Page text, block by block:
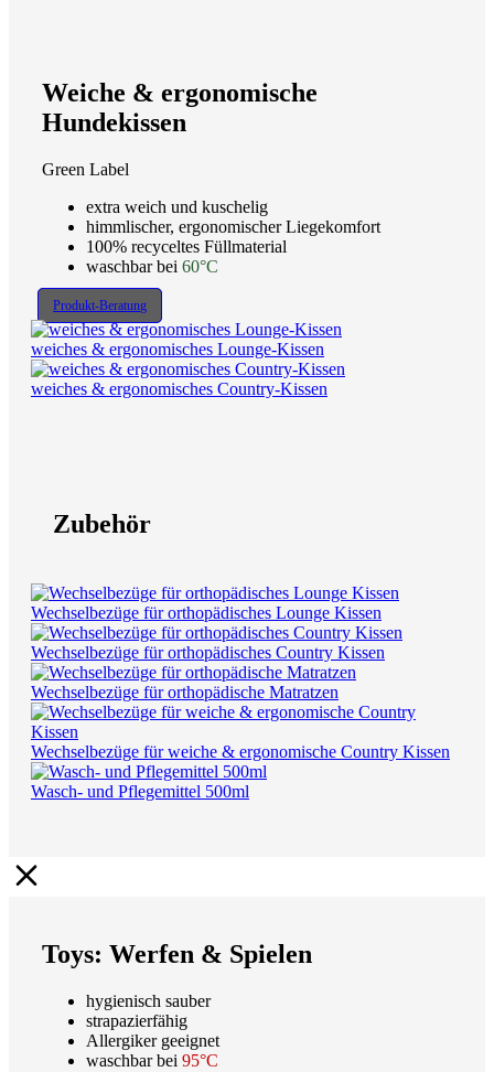
Weiche & ergonomische
Hundekissen
Green Label
extra weich und kuschelig
himmlischer, ergonomischer Liegekomfort
100% recyceltes Füllmaterial
waschbar bei 60°C
Produkt-Beratung
weiches & ergonomisches Lounge-Kissen
weiches & ergonomisches Country-Kissen
Zubehör
Wechselbezüge für orthopädisches Lounge Kissen
Wechselbezüge für orthopädisches Country Kissen
Wechselbezüge für orthopädische Matratzen
Wechselbezüge für weiche & ergonomische Country Kissen
Wasch- und Pflegemittel 500ml
Toys: Werfen & Spielen
hygienisch sauber
strapazierfähig
Allergiker geeignet
waschbar bei 95°C